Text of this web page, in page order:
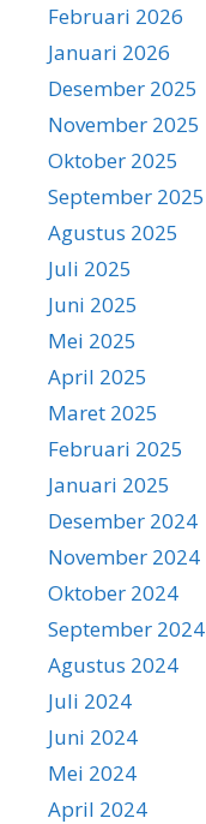
Februari 2026
Januari 2026
Desember 2025
November 2025
Oktober 2025
September 2025
Agustus 2025
Juli 2025
Juni 2025
Mei 2025
April 2025
Maret 2025
Februari 2025
Januari 2025
Desember 2024
November 2024
Oktober 2024
September 2024
Agustus 2024
Juli 2024
Juni 2024
Mei 2024
April 2024